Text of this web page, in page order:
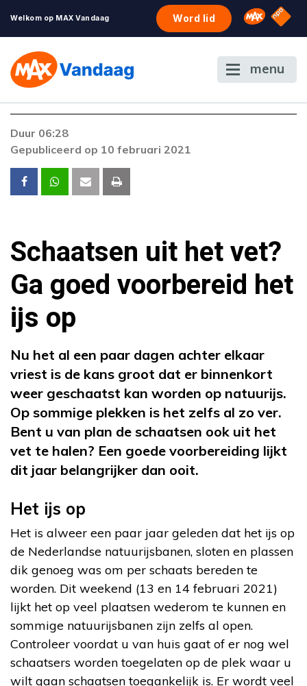
Welkom op MAX Vandaag Word lid Omroep
NPO
menu
De gewenste stream is op dit moment niet
voordoen, neem dan contact op met onze
klantenservice.
Duur 06:28
Gepubliceerd op 10 februari 2021
Schaatsen uit het vet?
Ga goed voorbereid het
ijs op
Nu het al een paar dagen achter elkaar
vriest is de kans groot dat er binnenkort
weer geschaatst kan worden op natuurijs.
Op sommige plekken is het zelfs al zo ver.
Bent u van plan de schaatsen ook uit het
vet te halen? Een goede voorbereiding lijkt
dit jaar belangrijker dan ooit.
Het ijs op
Het is alweer een paar jaar geleden dat het ijs op
de Nederlandse natuurijsbanen, sloten en plassen
dik genoeg was om per schaats bereden te
worden. Dit weekend (13 en 14 februari 2021)
lijkt het op veel plaatsen wederom te kunnen en
sommige natuurijsbanen zijn zelfs al open.
Controleer voordat u van huis gaat of er nog wel
schaatsers worden toegelaten op de plek waar u
wilt gaan schaatsen toegankelijk is. Er wordt veel